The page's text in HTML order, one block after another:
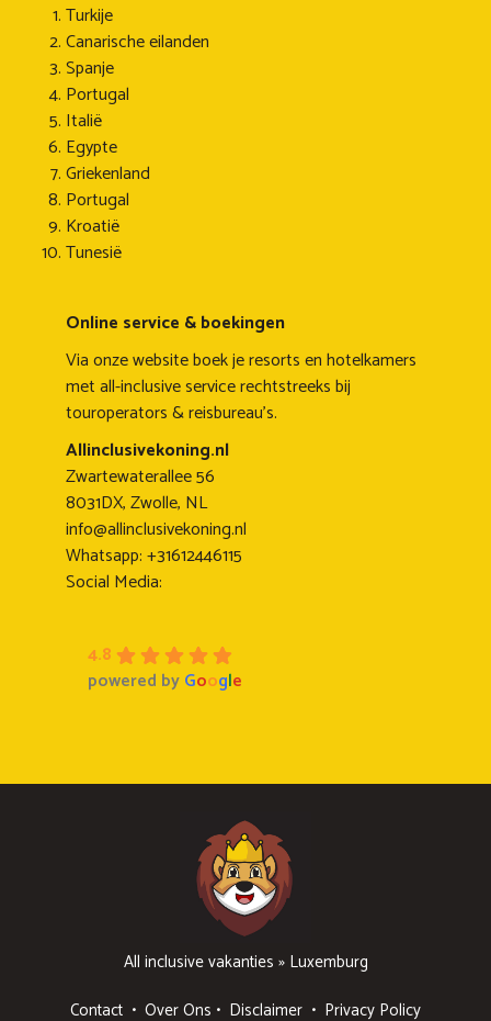
Turkije
Canarische eilanden
Spanje
Portugal
Italië
Egypte
Griekenland
Portugal
Kroatië
Tunesië
Online service & boekingen
Via onze website boek je resorts en hotelkamers
met all-inclusive service rechtstreeks bij
touroperators & reisbureau's.
Allinclusivekoning.nl
Zwartewaterallee 56
8031DX, Zwolle, NL
info@allinclusivekoning.nl
Whatsapp: +31612446115
Social Media:
4.8
powered byGoogle
All inclusive vakanties » Luxemburg
Contact • Over Ons • Disclaimer • Privacy Policy